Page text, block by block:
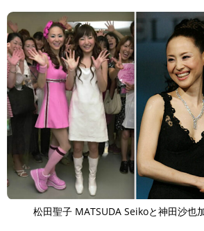
松田聖子 MATSUDA Seikoと神田沙也